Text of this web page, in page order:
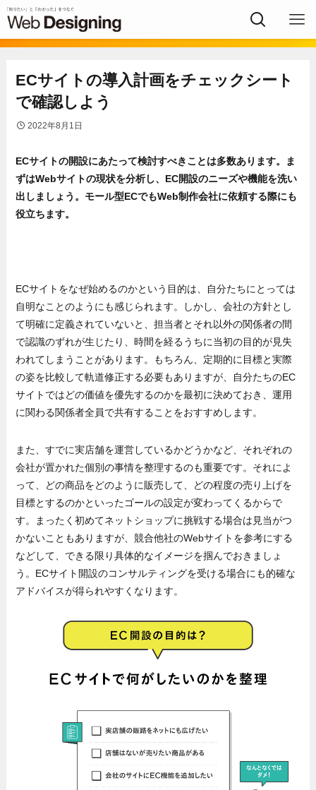
ECサイトの導入計画をチェックシート
で確認しよう
2022年8月1日
ECサイトの開設にあたって検討すべきことは多数あります。ま
ずはWebサイトの現状を分析し、EC開設のニーズや機能を洗い
出しましょう。モール型ECでもWeb制作会社に依頼する際にも
役立ちます。
ECサイトをなぜ始めるのかという目的は、自分たちにとっては
自明なことのようにも感じられます。しかし、会社の方針とし
て明確に定義されていないと、担当者とそれ以外の関係者の間
で認識のずれが生じたり、時間を経るうちに当初の目的が見失
われてしまうことがあります。もちろん、定期的に目標と実際
の姿を比較して軌道修正する必要もありますが、自分たちのEC
サイトではどの価値を優先するのかを最初に決めておき、運用
に関わる関係者全員で共有することをおすすめします。
また、すでに実店舗を運営しているかどうかなど、それぞれの
会社が置かれた個別の事情を整理するのも重要です。それによ
って、どの商品をどのように販売して、どの程度の売り上げを
目標とするのかといったゴールの設定が変わってくるからで
す。まったく初めてネットショップに挑戦する場合は見当がつ
かないこともありますが、競合他社のWebサイトを参考にする
などして、できる限り具体的なイメージを掴んでおきましょ
う。ECサイト開設のコンサルティングを受ける場合にも的確な
アドバイスが得られやすくなります。